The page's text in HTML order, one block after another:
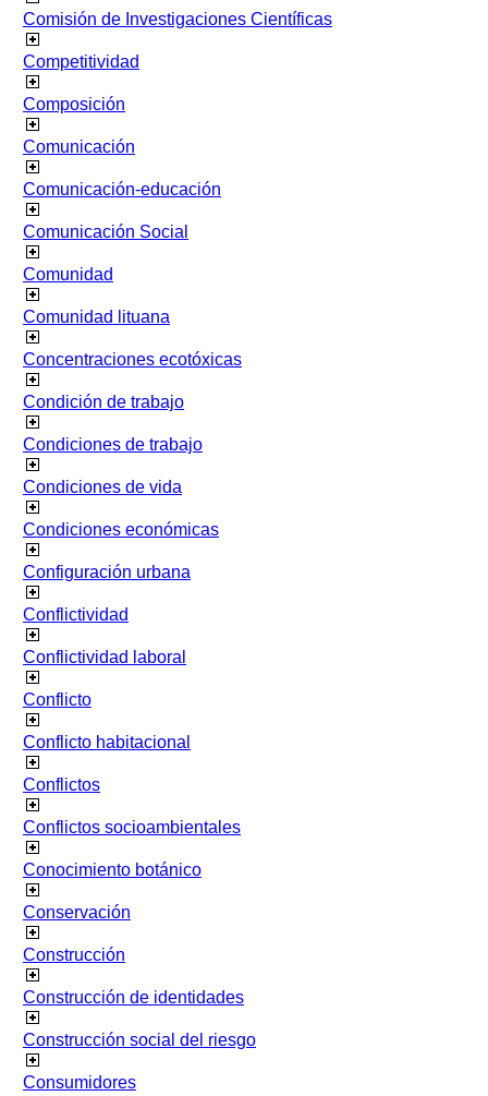
Comisión de Investigaciones Científicas
Competitividad
Composición
Comunicación
Comunicación-educación
Comunicación Social
Comunidad
Comunidad lituana
Concentraciones ecotóxicas
Condición de trabajo
Condiciones de trabajo
Condiciones de vida
Condiciones económicas
Configuración urbana
Conflictividad
Conflictividad laboral
Conflicto
Conflicto habitacional
Conflictos
Conflictos socioambientales
Conocimiento botánico
Conservación
Construcción
Construcción de identidades
Construcción social del riesgo
Consumidores